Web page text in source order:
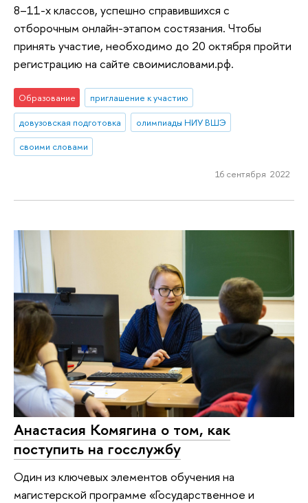
8–11-х классов, успешно справившихся с
отборочным онлайн-этапом состязания. Чтобы
принять участие, необходимо до 20 октября пройти
регистрацию на сайте своимисловами.рф.
Образование
приглашение к участию
довузовская подготовка
олимпиады НИУ ВШЭ
своими словами
16 сентября 2022
Анастасия Комягина о том, как
поступить на госслужбу
Один из ключевых элементов обучения на
магистерской программе «Государственное и